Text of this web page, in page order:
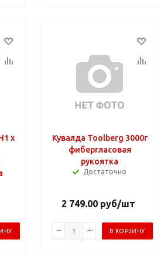
х
Кувалда Toolberg 3000г
фибергласовая
рукоятка
Достаточно
2 749.00 руб/шт
В КОРЗИНУ